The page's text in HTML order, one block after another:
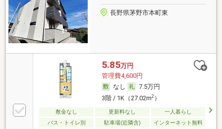
長野県茅野市本町東
5.85万円
管理費4,600円
なし
7.5万円
3階 / 1K（27.02m2）
敷金なし 更新料なし
一人暮らし
バス・トイレ別
駐車場(近隣含) インターネット無料